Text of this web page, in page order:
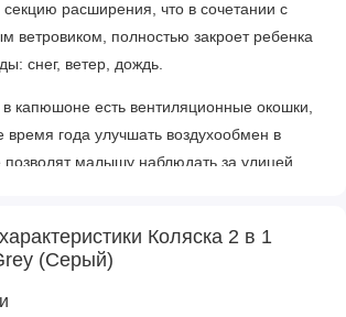
расширения, что в сочетании с
ветровиком, полностью закроет ребенка
снег, ветер, дождь.
капюшоне есть вентиляционные окошки,
время года улучшать воздухообмен в
позволят малышу наблюдать за улицей.
Коляска 2 в 1
(Серый)